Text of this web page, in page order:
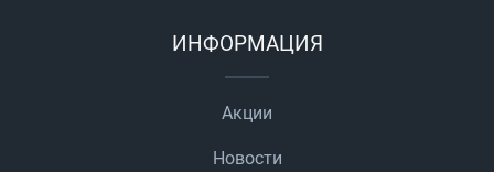
ИНФОРМАЦИЯ
Акции
Новости